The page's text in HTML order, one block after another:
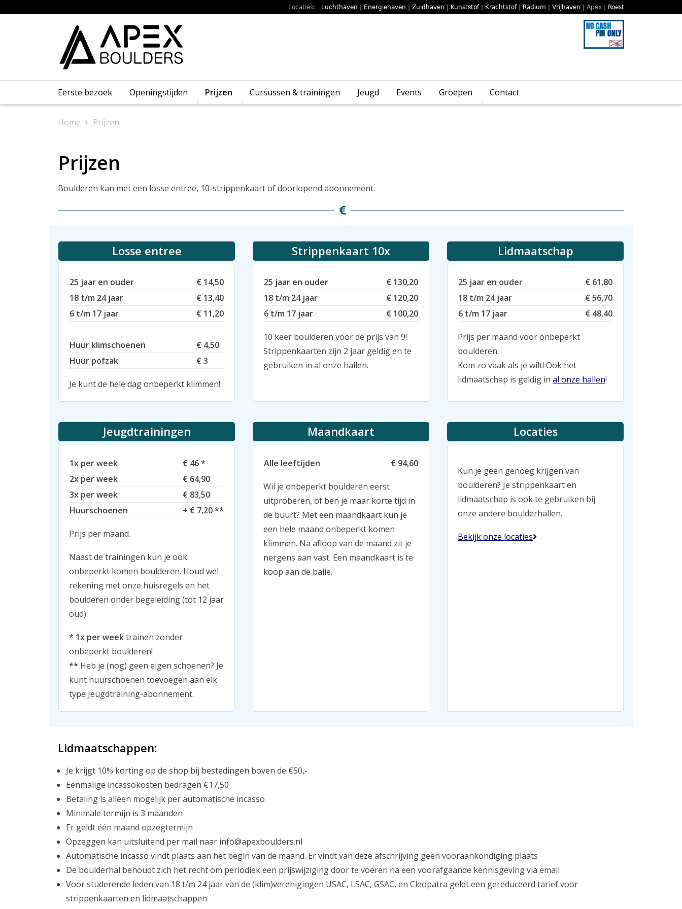
Locaties: Luchthaven Energiehaven Zuidhaven Kunststof| Krachtstof| Radium Vrijhaven | Apex | Roest
Eerste bezoek Openingstijden Prijzen Cursussen & trainingen Jeugd Events Groepen Contact
Home › Prijzen
Prijzen
Boulderen kan met een losse entree, 10-strippenkaart of doorlopend abonnement.
Losse entree
25 jaar en ouder
€ 14,50
18 t/m 24 jaar
€ 13,40
6 t/m 17 jaar
€ 11,20
Huur klimschoenen
€ 4,50
Huur pofzak
€ 3
Je kunt de hele dag onbeperkt klimmen!
Strippenkaart 10x
25 jaar en ouder
€ 130,20
18 t/m 24 jaar
€ 120,20
6 t/m 17 jaar
€ 100,20
10 keer boulderen voor de prijs van 9!
Strippenkaarten zijn 2 jaar geldig en te
gebruiken in al onze hallen.
Lidmaatschap
25 jaar en ouder
€ 61,80
18 t/m 24 jaar
€ 56,70
6 t/m 17 jaar
€ 48,40
Prijs per maand voor onbeperkt
boulderen.
Kom zo vaak als je wilt! Ook het
lidmaatschap is geldig in al onze hallen!
Jeugdtrainingen
1x per week
€ 46 *
2x per week
€ 64,90
3x per week
€ 83,50
Huurschoenen
+ € 7,20 **
Prijs per maand.
Naast de trainingen kun je ook
onbeperkt komen boulderen. Houd wel
rekening met onze huisregels en het
boulderen onder begeleiding (tot 12 jaar
oud).
* 1x per weektrainen zonder
onbeperkt boulderen!
** Heb je (nog) geen eigen schoenen? Je
kunt huurschoenen toevoegen aan elk
type Jeugdtraining-abonnement.
Maandkaart
Alle leeftijden € 94,60
Wil je onbeperkt boulderen eerst
uitproberen, of ben je maar korte tijd in
de buurt? Met een maandkaart kun je
een hele maand onbeperkt komen
klimmen. Na afloop van de maand zit je
nergens aan vast. Een maandkaart is te
koop aan de balie.
Locaties
Kun je geen genoeg krijgen van
boulderen? Je strippenkaart en
lidmaatschap is ook te gebruiken bij
onze andere boulderhallen.
Bekijk onze locaties
Lidmaatschappen:
Je krijgt 10% korting op de shop bij bestedingen boven de €50,-
Eenmalige incassokosten bedragen €17,50
Betaling is alleen mogelijk per automatische incasso
Minimale termijn is 3 maanden
Er geldt één maand opzegtermijn
Opzeggen kan uitsluitend per mail naar info@apexboulders.nl
Automatische incasso vindt plaats aan het begin van de maand. Er vindt van deze afschrijving geen vooraankondiging plaats
De boulderhal behoudt zich het recht om periodiek een prijswijziging door te voeren na een voorafgaande kennisgeving via email
Voor studerende leden van 18 t/m 24 jaar van de (klim)verenigingen USAC, LSAC, GSAC, en Cleopatra geldt een gereduceerd tarief voor
strippenkaarten en lidmaatschappen